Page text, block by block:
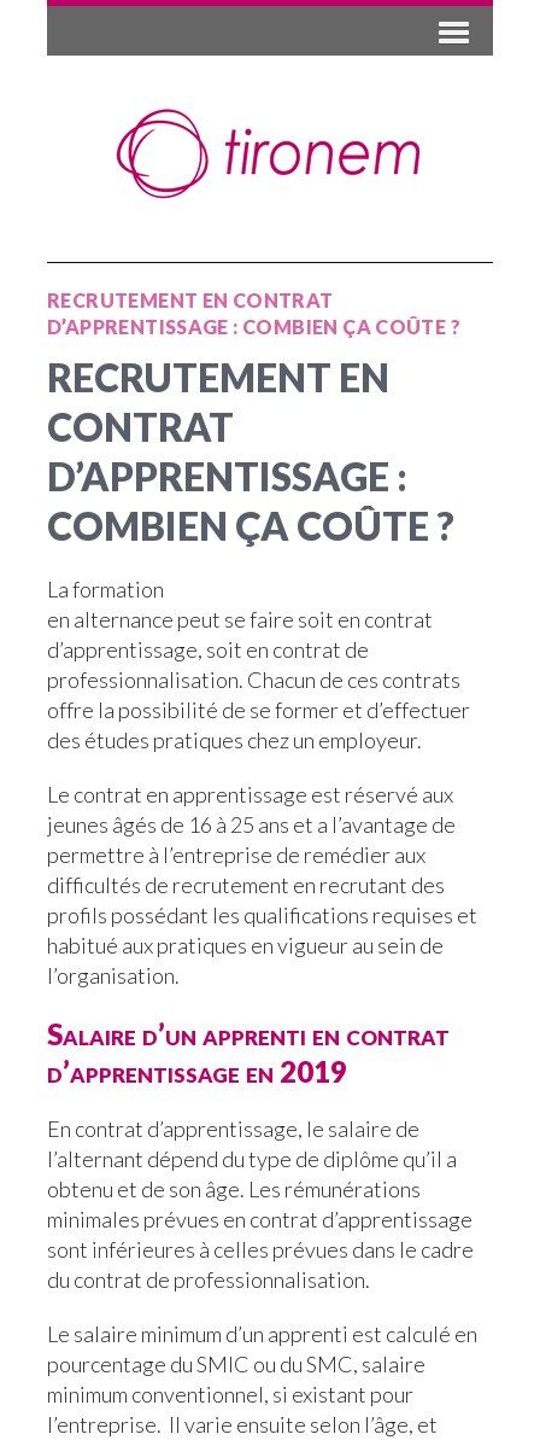
RECRUTEMENT EN CONTRAT
D’APPRENTISSAGE : COMBIEN ÇA COÛTE ?
RECRUTEMENT EN
CONTRAT
D’APPRENTISSAGE :
COMBIEN ÇA COÛTE ?
La formation
en alternance peut se faire soit en contrat
d’apprentissage, soit en contrat de
professionnalisation. Chacun de ces contrats
offre la possibilité de se former et d’effectuer
des études pratiques chez un employeur.
Le contrat en apprentissage est réservé aux
jeunes âgés de 16 à 25 ans et a l’avantage de
permettre à l’entreprise de remédier aux
difficultés de recrutement en recrutant des
profils possédant les qualifications requises et
habitué aux pratiques en vigueur au sein de
l’organisation.
Salaire d’un apprenti en contrat
d’apprentissage en 2019
En contrat d’apprentissage, le salaire de
l’alternant dépend du type de diplôme qu’il a
obtenu et de son âge. Les rémunérations
minimales prévues en contrat d’apprentissage
sont inférieures à celles prévues dans le cadre
du contrat de professionnalisation.
Le salaire minimum d’un apprenti est calculé en
pourcentage du SMIC ou du SMC, salaire
minimum conventionnel, si existant pour
l’entreprise. Il varie ensuite selon l’âge, et